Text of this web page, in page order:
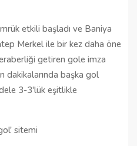
etkili başladı ve Baniya
Merkel ile bir kez daha öne
getiren gole imza
dakikalarında başka gol
3-3'lük eşitlikle
sitemi